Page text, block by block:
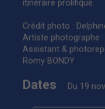
itinéraire prolifique.
Crédit photo :
Artiste photographe :
Assistant &
Romy BONDY
Dates Du 19